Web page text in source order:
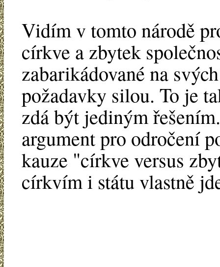
Vidím v tomto národě
církve a zbytek
zabarikádované na
požadavky silou. To je
zdá být jediným
argument pro odročení
kauze "církve versus
církvím i státu vlastně